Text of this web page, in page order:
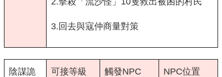
3.回去與寇仲商量對策
陰謀詭
可接等級 觸發NPC NPC位置